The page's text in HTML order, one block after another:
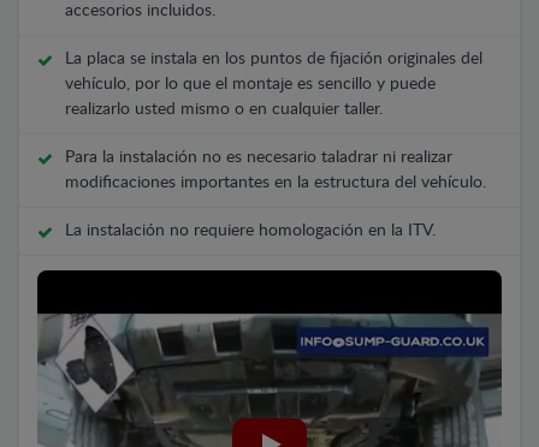
accesorios incluidos.
La placa se instala en los puntos de fijación originales del
vehículo, por lo que el montaje es sencillo y puede
realizarlo usted mismo o en cualquier taller.
Para la instalación no es necesario taladrar ni realizar
modificaciones importantes en la estructura del vehículo.
La instalación no requiere homologación en la ITV.